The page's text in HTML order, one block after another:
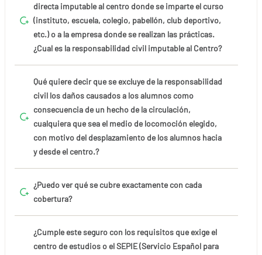
directa imputable al centro donde se imparte el curso
(instituto, escuela, colegio, pabellón, club deportivo,
etc.) o a la empresa donde se realizan las prácticas.
¿Cual es la responsabilidad civil imputable al Centro?
Qué quiere decir que se excluye de la responsabilidad
civil los daños causados a los alumnos como
consecuencia de un hecho de la circulación,
cualquiera que sea el medio de locomoción elegido,
con motivo del desplazamiento de los alumnos hacia
y desde el centro.?
¿Puedo ver qué se cubre exactamente con cada
cobertura?
¿Cumple este seguro con los requisitos que exige el
centro de estudios o el SEPIE (Servicio Español para